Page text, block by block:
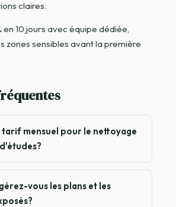
claires.
en 10 jours avec équipe dédiée,
zones sensibles avant la première
tarif mensuel pour le nettoyage
vous les plans et les